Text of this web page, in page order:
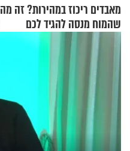
מאבדים ריכוז במהירות? זה מה
שהמוח מנסה להגיד לכם